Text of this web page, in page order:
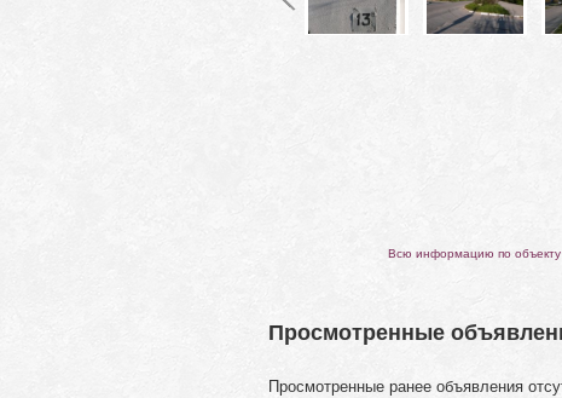
Всю информацию по объекту
Просмотренные
Просмотренные ранее объявления